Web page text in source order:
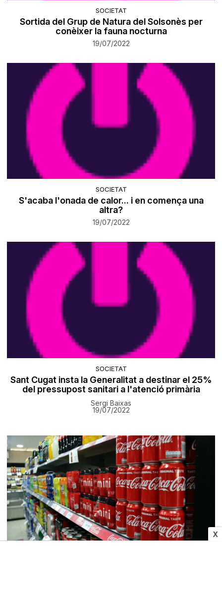
X
SOCIETAT
Sortida del Grup de Natura del Solsonès per
conèixer la fauna nocturna
19/07/2022
SOCIETAT
S'acaba l'onada de calor... i en comença una
altra?
19/07/2022
SOCIETAT
Sant Cugat insta la Generalitat a destinar el 25%
del pressupost sanitari a l'atenció primària
Sergi Baixas
19/07/2022